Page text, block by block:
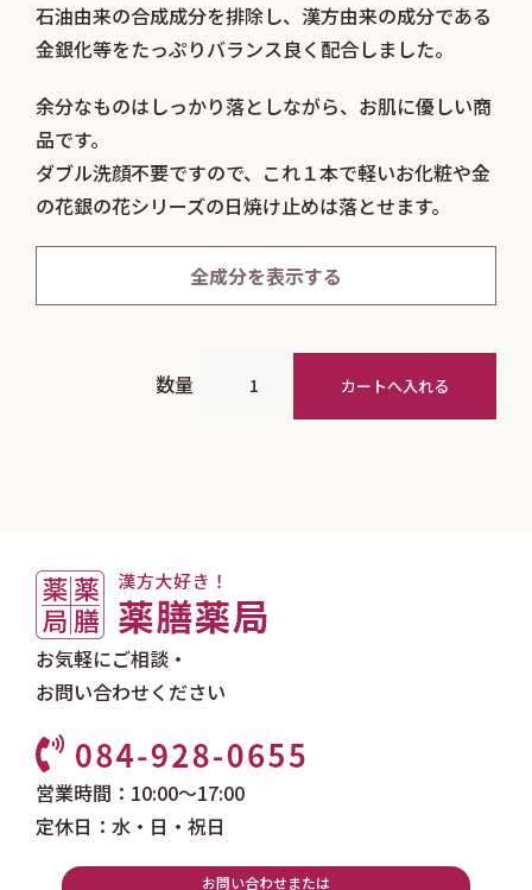
石油由来の合成成分を排除し、漢方由来の成分である
金銀化等をたっぷりバランス良く配合しました。
余分なものはしっかり落としながら、お肌に優しい商
品です。
ダブル洗顔不要ですので、これ１本で軽いお化粧や金
の花銀の花シリーズの日焼け止めは落とせます。
全成分を表示する
水、ミリスチン酸、BG、グリセリン、ケイ酸、A1、
水酸化K、ステアリン酸、酸化チタン、エタノール、
ムラサキ根エキス、オリーブ果実油、ベルガモット果
K、ラウロイルグルタミン酸Na、温泉水、トウキ根エ
キス、スイカズラ花エキス、EDTA-4Na、フェノキシ
数量
お気軽にご相談・
お問い合わせください
営業時間：10:00～17:00
定休日：水・日・祝日
お問い合わせまたは